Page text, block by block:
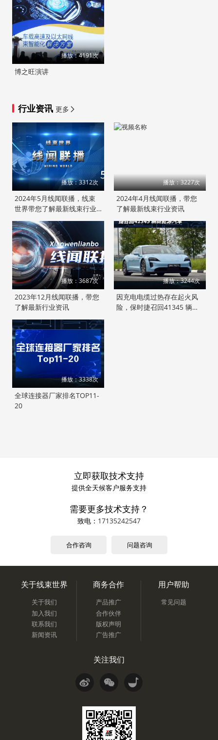
播放：4191次
博之旺演讲
行业资讯 更多
播放：3312次
2024年5月线闻联播，线束
世界带您了解最新线束行业
资讯#汽车线束#线束#线束
世界#线闻联播@线束世界
播放：3227次
2024年4月线闻联播，带您
了解最新线束行业资讯
播放：3687次
2023年12月线闻联播，带您
了解最新行业资讯
播放：3244次
因充电电缆过热存在起火风
险，保时捷召回41345 辆新
播放：3338次
全球连接器厂家排名TOP11-
20
立即获取技术支持
提供全天候客户服务支持
需要更多技术支持？
致电： 17135242547
合作咨询 问题咨询
关于线束世界
关于我们
加入我们
联系我们
新闻资讯
商务合作
产品推广
合作伙伴
版权声明
广告推广
用户帮助
常见问题
关注我们